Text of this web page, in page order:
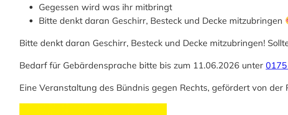
Gegessen wird was ihr mitbringt
Bitte denkt daran Geschirr, Besteck und Decke mitzubringen
Bitte denkt daran Geschirr, Besteck und Decke mitzubringen!
Bedarf für Gebärdensprache bitte bis zum 11.06.2026 unter
Eine Veranstaltung des Bündnis gegen Rechts, gefördert von der